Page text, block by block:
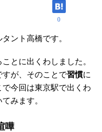
0
ント高橋です。
とに出くわしました。
すが、そのことで習慣に
今回は東京駅で出くわ
みます。
嘩